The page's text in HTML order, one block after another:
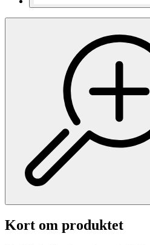
Kort om produktet